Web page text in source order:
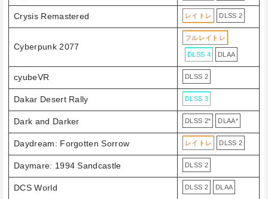
Crysis Remastered レイトレ DLSS 2
Cyberpunk 2077
フルレイトレ
DLSS 4 DLAA
cyubeVR DLSS 2
Dakar Desert Rally DLSS 3
Dark and Darker DLSS 2* DLAA*
Daydream: Forgotten Sorrow レイトレ DLSS 2
Daymare: 1994 Sandcastle DLSS 2
DCS World DLSS 2 DLAA